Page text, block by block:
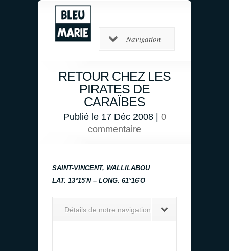
Navigation
RETOUR CHEZ LES
PIRATES DE
CARAÏBES
Publié le 17 Déc 2008 | 0
commentaire
SAINT-VINCENT, WALLILABOU
LAT. 13°15′N – LONG. 61°16′O
Détails de notre navigation